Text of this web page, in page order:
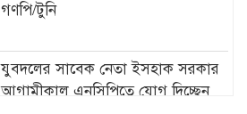
গণপি/টুনি
যুবদলের সাবেক নেতা ইসহাক সরকার
আগামীকাল এনসিপিতে যোগ দিচ্ছেন